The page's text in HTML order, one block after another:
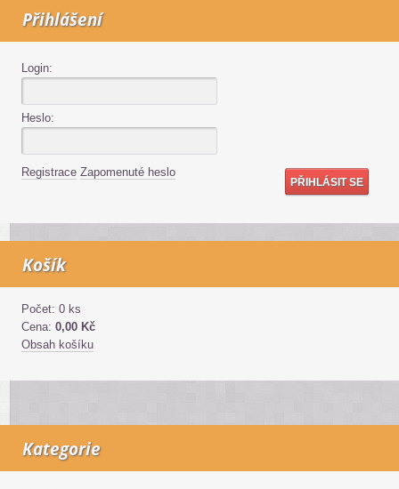
Přihlášení
Login:
Heslo:
Registrace Zapomenuté heslo
Košík
Počet: 0 ks
Cena: 0,00 Kč
Obsah košíku
Kategorie